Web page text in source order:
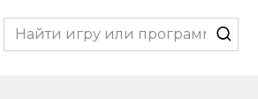
Search
for: